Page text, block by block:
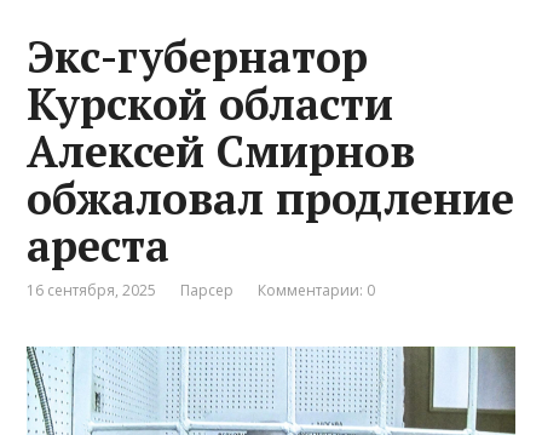
Экс-губернатор
Курской области
Алексей Смирнов
обжаловал продление
ареста
16 сентября, 2025 Парсер Комментарии: 0